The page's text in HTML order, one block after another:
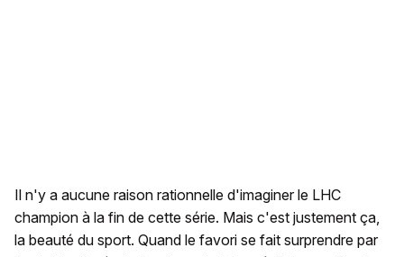
Il n'y a aucune raison rationnelle d'imaginer le LHC
champion à la fin de cette série. Mais c'est justement ça,
la beauté du sport. Quand le favori se fait surprendre par